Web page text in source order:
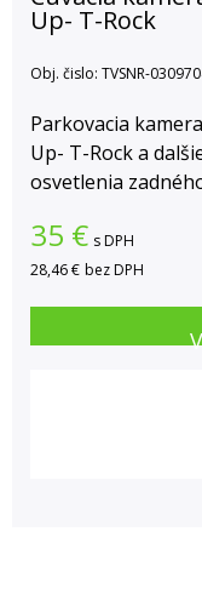
Up- T-Rock
Obj. čislo: TVSNR-
Parkovacia
Up- T-Rock a
osvetlenia
35 € s DPH
28,46 € bez DPH